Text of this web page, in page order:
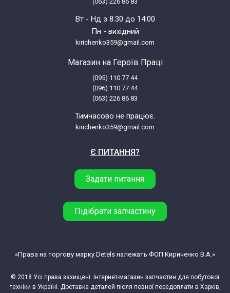
Атлант 50С144 (50C144)
Атлант 50С146-А (50C146-A)
Атлант 50С87 (50C87)
Атлант 50У102 (50Y102)
Атлант 50У106 (50Y106)
Вт - Нд з 8:30 до 14:00
Пн - вихідний
kirichenko359@gmail.com
Магазин на Героїв Праці
(095) 110 77 44
(096) 110 77 44
(063) 226 86 83
Тимчасово не працює.
kirichenko359@gmail.com
Є ПИТАННЯ?
Задати питання
Підібрати запчастину
© 2018 Усі права захищені. Інтернет-магазин запчастин для побутової
техніки в Україні. Доставка деталей після повної передоплати в Харків,
«Права на торгову марку Detels належать ФОП Кириченко В.А.»